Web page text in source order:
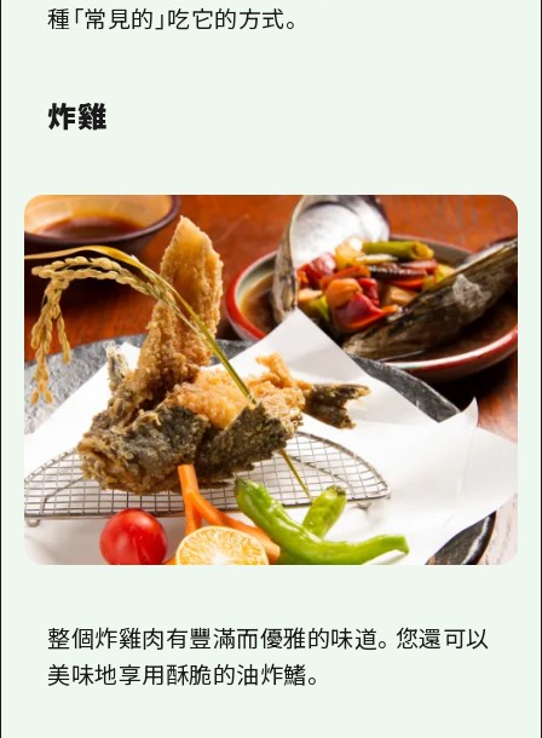
種「常見的」吃它的方式。
炸雞
整個炸雞肉有豐滿而優雅的味道。您還可以
美味地享用酥脆的油炸鰭。